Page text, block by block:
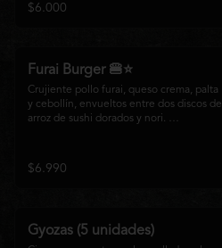
$6.000
Furai Burger 🍔⭐
Crujiente pollo furai, queso crema, palta
y cebollín, envueltos entre dos discos de
arroz de sushi dorados y nori.
tradición japonesa con el sabor nikkei en
cada bocado.
$6.990
Gyozas (5 unidades)